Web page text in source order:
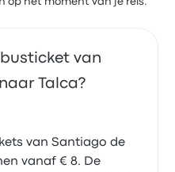
van
Talca?
van Santiago de
vanaf € 8. De